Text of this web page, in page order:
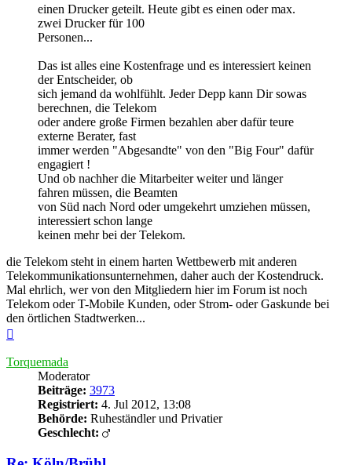
einen Drucker geteilt. Heute gibt es einen oder max.
zwei Drucker für 100
Personen...
Das ist alles eine Kostenfrage und es interessiert keinen
der Entscheider, ob
sich jemand da wohlfühlt. Jeder Depp kann Dir sowas
berechnen, die Telekom
oder andere große Firmen bezahlen aber dafür teure
externe Berater, fast
immer werden "Abgesandte" von den "Big Four" dafür
engagiert !
Und ob nachher die Mitarbeiter weiter und länger
fahren müssen, die Beamten
von Süd nach Nord oder umgekehrt umziehen müssen,
interessiert schon lange
keinen mehr bei der Telekom.
die Telekom steht in einem harten Wettbewerb mit anderen
Telekommunikationsunternehmen, daher auch der Kostendruck.
Mal ehrlich, wer von den Mitgliedern hier im Forum ist noch
Telekom oder T-Mobile Kunden, oder Strom- oder Gaskunde bei
den örtlichen Stadtwerken...
Torquemada
Moderator
Beiträge: 3973
Registriert: 4. Jul 2012, 13:08
Behörde: Ruheständler und Privatier
Geschlecht: